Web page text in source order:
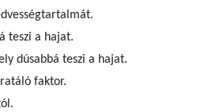
teszi a hajat.
dúsabbá teszi a hajat.
faktor.